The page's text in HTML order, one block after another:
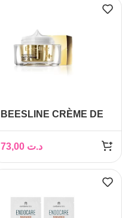
BEESLINE CRÈME DE
ÉCLAIRCISSANTE
SPF30, 50ML
د.ت